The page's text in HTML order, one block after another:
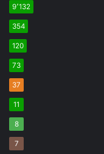
9٬132
354
120
73
37
11
8
7